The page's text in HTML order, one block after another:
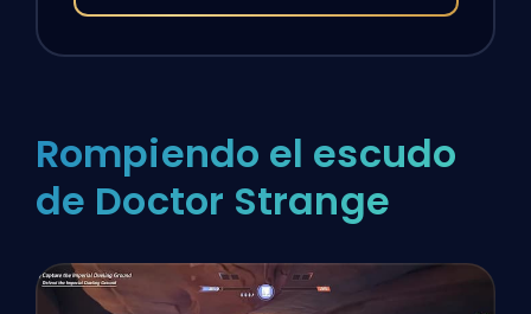
Rompiendo el escudo
de Doctor Strange